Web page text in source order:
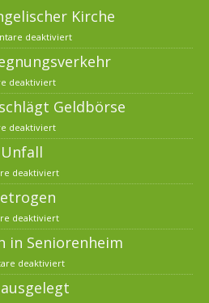
Kirche
deaktiviert
deaktiviert
Geldbörse
deaktiviert
deaktiviert
deaktiviert
in Seniorenheim
deaktiviert